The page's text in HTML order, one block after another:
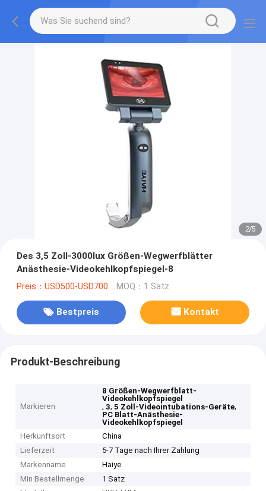
2/5
Des 3,5 Zoll-3000lux Größen-Wegwerfblätter
Anästhesie-Videokehlkopfspiegel-8
Preis：USD500-USD700 MOQ：1 Satz
Bestpreis Kontakt
Produkt-Beschreibung
Markieren
8 Größen-Wegwerfblatt-
Videokehlkopfspiegel
,3,5 Zoll-Videointubations-Geräte,
PC Blatt-Anästhesie-
Videokehlkopfspiegel
Herkunftsort
China
Lieferzeit
5-7 Tage nach Ihrer Zahlung
Markenname
Haiye
Min Bestellmenge
1 Satz